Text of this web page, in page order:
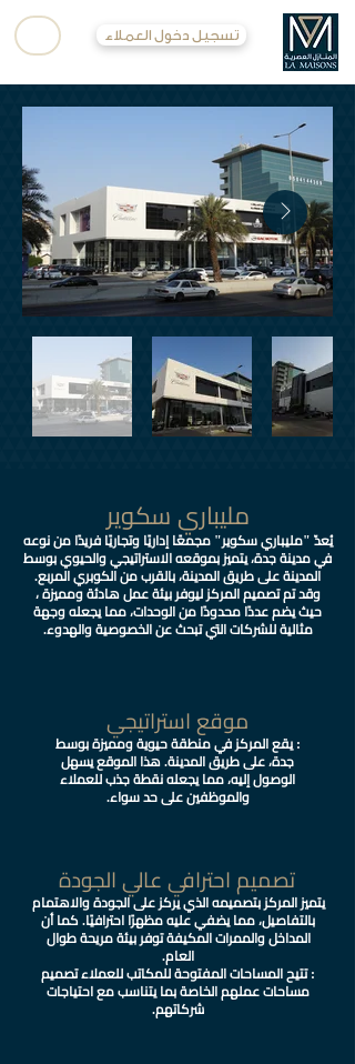
تسجيل دخول العملاء
مليباري سكوير
يُعدّ "مليباري سكوير" مجمعًا إداريًا وتجاريًا فريدًا من نوعه
في مدينة جدة، يتميز بموقعه الاستراتيجي والحيوي بوسط
المدينة على طريق المدينة، بالقرب من الكوبري المربع.
وقد تم تصميم المركز ليوفر بيئة عمل هادئة ومميزة ،
حيث يضم عددًا محدودًا من الوحدات، مما يجعله وجهة
مثالية للشركات التي تبحث عن الخصوصية والهدوء.
موقع استراتيجي
: يقع المركز في منطقة حيوية ومميزة بوسط
جدة، على طريق المدينة. هذا الموقع يسهل
الوصول إليه، مما يجعله نقطة جذب للعملاء
والموظفين على حد سواء.
تصميم احترافي عالي الجودة
يتميز المركز بتصميمه الذي يركز على الجودة والاهتمام
بالتفاصيل، مما يضفي عليه مظهرًا احترافيًا. كما أن
المداخل والممرات المكيفة توفر بيئة مريحة طوال
العام.
: تتيح المساحات المفتوحة للمكاتب للعملاء تصميم
مساحات عملهم الخاصة بما يتناسب مع احتياجات
شركاتهم.